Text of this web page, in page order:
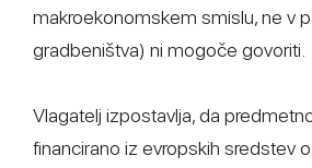
makroekonomskem smislu, ne v
gradbeništva) ni mogoče govoriti.
Vlagatelj izpostavlja, da
financirano iz evropskih sredstev